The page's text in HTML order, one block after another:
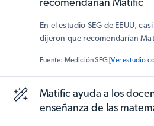
recomendarían Matific
En el estudio SEG de EEUU,
dijeron que recomendarían
refleja una gran satisfacción y
Fuente: Medición SEG [Ver estudio
Matific ayuda a los
enseñanza de las